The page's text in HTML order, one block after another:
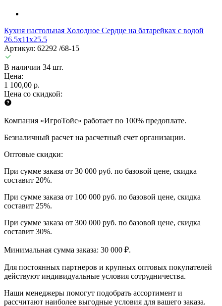
Кухня настольная Холодное Сердце на батарейках с водой
26.5x11x25.5
Артикул: 62292 /68-15
В наличии 34 шт.
Цена:
1 100,00 р.
Цена со скидкой:
Компания «ИгроТойс» работает по 100% предоплате.
Безналичный расчет на расчетный счет организации.
Оптовые скидки:
При сумме заказа от 30 000 руб. по базовой цене, скидка
составит 20%.
При сумме заказа от 100 000 руб. по базовой цене, скидка
составит 25%.
При сумме заказа от 300 000 руб. по базовой цене, скидка
составит 30%.
Минимальная сумма заказа: 30 000 ₽.
Для постоянных партнеров и крупных оптовых покупателей
действуют индивидуальные условия сотрудничества.
Наши менеджеры помогут подобрать ассортимент и
рассчитают наиболее выгодные условия для вашего заказа.